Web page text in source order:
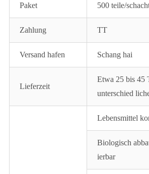
Paket 500 teile/
Zahlung TT
Versand hafen Schang hai
Lieferzeit
Etwa 25 bis 45
unterschied
Lebensmittel
Biologisch
ierbar